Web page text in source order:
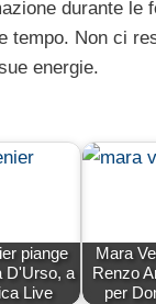
durante
tempo. Non ci
energie.
piange
D'Urso, a
Live
Mara
Renzo
per